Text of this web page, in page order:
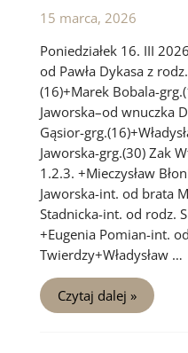
15 marca, 2026
Poniedziałek 16. III
od Pawła Dykasa z
(16)+Marek Bobala-
Jaworska–od wnuczka
Gąsior-
Jaworska-grg.(30) Zak
1.2.3. +Mieczysław
Jaworska-int. od brata
Stadnicka-int. od rodz.
+Eugenia Pomian-int.
Twierdzy+Władysław …
Intencje
Mszalne
16.03
Czytaj dalej »